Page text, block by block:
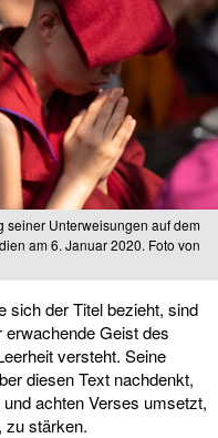
seiner Unterweisungen auf dem
am 6. Januar 2020. Foto von
sich der Titel bezieht, sind
Geist des
versteht. Seine
diesen Text nachdenkt,
achten Verses umsetzt,
zu stärken.